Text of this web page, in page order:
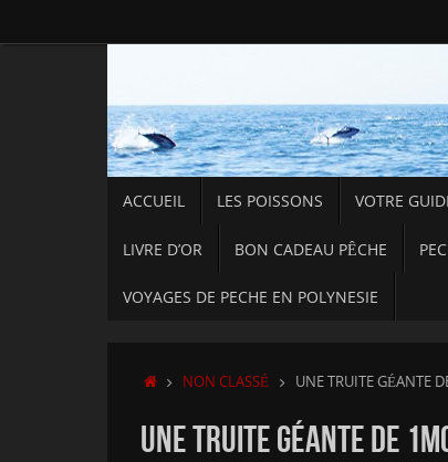
AUACCUEIL LES POISSONS VOTRE
LIVRE D’OR BON CADEAU PÊCHE
VOYAGES DE PECHE EN POLYNESIE
ACCUEIL
NON CLASSÉ UNE TRUITE GÉANTE
UNE TRUITE GÉANTE DE